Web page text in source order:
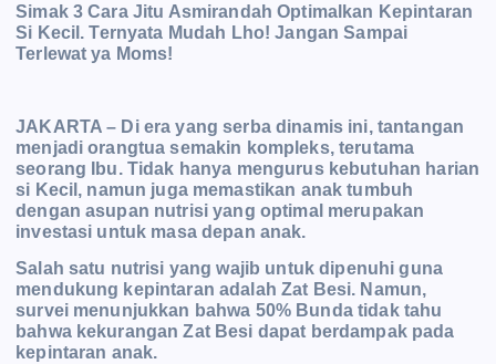
Simak 3 Cara Jitu Asmirandah Optimalkan Kepintaran
Si Kecil. Ternyata Mudah Lho! Jangan Sampai
Terlewat ya Moms!
JAKARTA – Di era yang serba dinamis ini, tantangan
menjadi orangtua semakin kompleks, terutama
seorang Ibu. Tidak hanya mengurus kebutuhan harian
si Kecil, namun juga memastikan anak tumbuh
dengan asupan nutrisi yang optimal merupakan
investasi untuk masa depan anak.
Salah satu nutrisi yang wajib untuk dipenuhi guna
mendukung kepintaran adalah Zat Besi. Namun,
survei menunjukkan bahwa 50% Bunda tidak tahu
bahwa kekurangan Zat Besi dapat berdampak pada
kepintaran anak.